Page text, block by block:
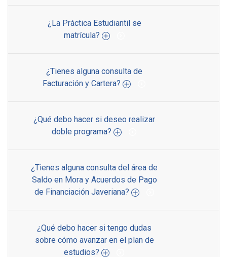
¿La Práctica Estudiantil se
matrícula?
¿Tienes alguna consulta de
Facturación y Cartera?
¿Qué debo hacer si deseo realizar
doble programa?
¿Tienes alguna consulta del área de
Saldo en Mora y Acuerdos de Pago
de Financiación Javeriana?
¿Qué debo hacer si tengo dudas
sobre cómo avanzar en el plan de
estudios?